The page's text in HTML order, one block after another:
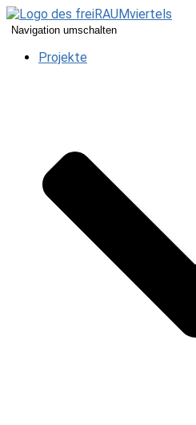
Navigation umschalten
Projekte